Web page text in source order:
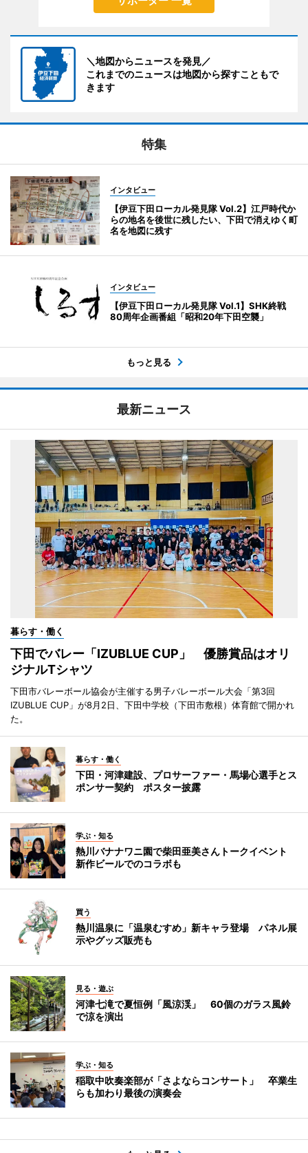
＼地図からニュースを発見／
これまでのニュースは地図から探すこともで
きます
特集
インタビュー
【伊豆下田ローカル発見隊 Vol.2】江戸時代か
らの地名を後世に残したい、下田で消えゆく町
名を地図に残す
インタビュー
【伊豆下田ローカル発見隊 Vol.1】SHK終戦
80周年企画番組「昭和20年下田空襲」
もっと見る
最新ニュース
暮らす・働く
下田でバレー「IZUBLUE CUP」 優勝賞品はオリ
ジナルTシャツ
下田市バレーボール協会が主催する男子バレーボール大会「第3回
IZUBLUE CUP」が8月2日、下田中学校（下田市敷根）体育館で開かれ
た。
暮らす・働く
下田・河津建設、プロサーファー・馬場心選手とス
ポンサー契約 ポスター披露
学ぶ・知る
熱川バナナワニ園で柴田亜美さんトークイベント
新作ビールでのコラボも
買う
熱川温泉に「温泉むすめ」新キャラ登場 パネル展
示やグッズ販売も
見る・遊ぶ
河津七滝で夏恒例「風涼渓」 60個のガラス風鈴
で涼を演出
学ぶ・知る
稲取中吹奏楽部が「さよならコンサート」 卒業生
らも加わり最後の演奏会